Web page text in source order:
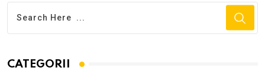
CATEGORII